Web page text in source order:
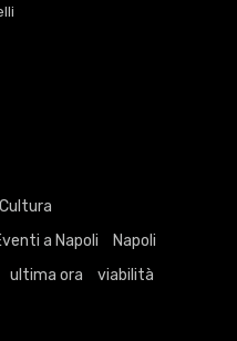
Cultura
a Napoli
Napoli
ultima ora viabilità